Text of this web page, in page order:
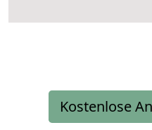
Kostenlose